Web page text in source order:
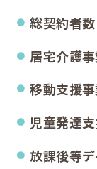
総契約者数
居宅介護
移動支援
児童発達
放課後等